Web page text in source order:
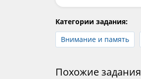
Категории задания:
Внимание и память
Похожие задания